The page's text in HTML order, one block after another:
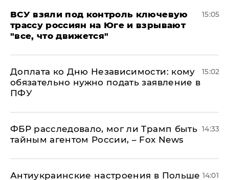
ВСУ взяли под контроль ключевую
трассу россиян на Юге и взрывают
"все, что движется"
15:05
Доплата ко Дню Независимости: кому
обязательно нужно подать заявление в
ПФУ
15:02
ФБР расследовало, мог ли Трамп быть
тайным агентом России, – Fox News
14:33
Антиукраинские настроения в Польше 14:01